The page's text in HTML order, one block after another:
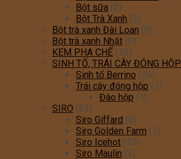
Bột sữa (2)
Bột Trà Xanh (2)
Bột trà xanh Đài Loan (0)
Bột trà xanh Nhật (0)
KEM PHA CHẾ (13)
SINH TỐ, TRÁI CÂY ĐÓNG HỘP
Sinh tố Berrino (26)
Trái cây đóng hộp (1)
Đào hộp (1)
SIRO (23)
Siro Giffard (0)
Siro Golden Farm (1)
Siro Icehot (10)
Siro Maulin (3)